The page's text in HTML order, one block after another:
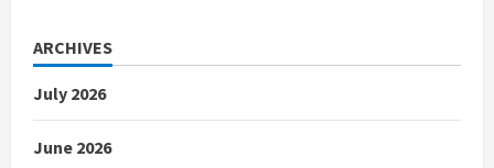
ARCHIVES
July 2026
June 2026